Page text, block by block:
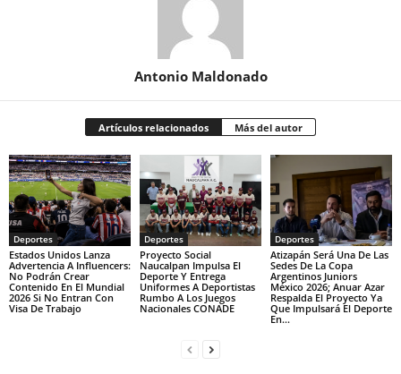
Antonio Maldonado
Artículos relacionados Más del autor
Deportes
Estados Unidos Lanza
Advertencia A Influencers:
No Podrán Crear
Contenido En El Mundial
2026 Si No Entran Con
Visa De Trabajo
Deportes
Proyecto Social
Naucalpan Impulsa El
Deporte Y Entrega
Uniformes A Deportistas
Rumbo A Los Juegos
Nacionales CONADE
Deportes
Atizapán Será Una De Las
Sedes De La Copa
Argentinos Juniors
México 2026; Anuar Azar
Respalda El Proyecto Ya
Que Impulsará El Deporte
En...